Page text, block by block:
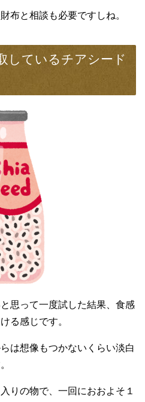
布と相談も必要ですしね。
しているチアシード
思って一度試した結果、食感
る感じです。
は想像もつかないくらい淡白
りの物で、一回におおよそ１